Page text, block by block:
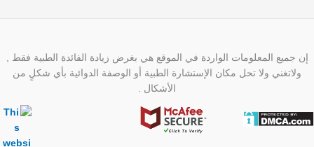
إن جميع المعلومات الواردة في الموقع هي بغرض زيادة الفائدة الطبية فقط ,
ولاتغني ولا تحل مكان الإستشارة الطبية أو الوصفة الدوائية بأي شكلٍ من
الأشكال .